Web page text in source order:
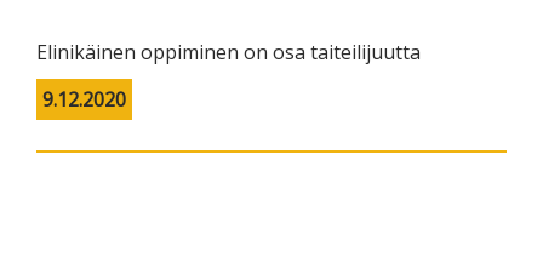
Elinikäinen oppiminen on osa taiteilijuutta
9.12.2020